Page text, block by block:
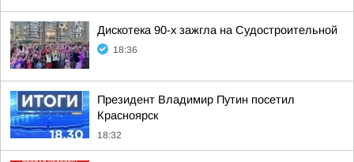
Дискотека 90-х зажгла на Судостроительной
18:36
Президент Владимир Путин посетил
Красноярск
18:32